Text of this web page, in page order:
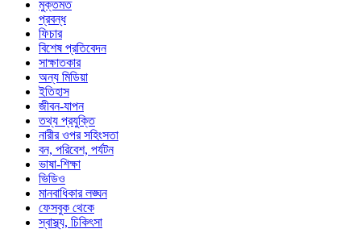
মুক্তমত
প্রবন্ধ
ফিচার
বিশেষ প্রতিবেদন
সাক্ষাতকার
অন্য মিডিয়া
ইতিহাস
জীবন-যাপন
তথ্য প্রযুক্তি
নারীর ওপর সহিংসতা
বন, পরিবেশ, পর্যটন
ভাষা-শিক্ষা
ভিডিও
মানবাধিকার লঙ্ঘন
ফেসবুক থেকে
স্বাস্থ্য, চিকিৎসা